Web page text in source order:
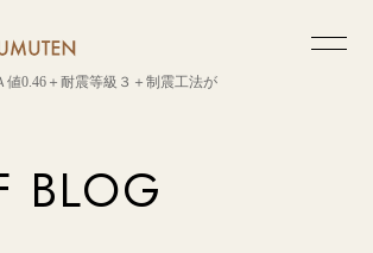
値0.46＋耐震等級３＋制震工法が
BLOG